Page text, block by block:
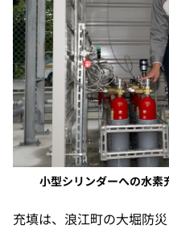
小型シリンダーへの水素
充填は、浪江町の大堀防